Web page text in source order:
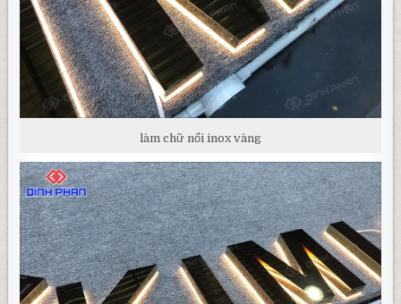
làm chữ nổi inox vàng